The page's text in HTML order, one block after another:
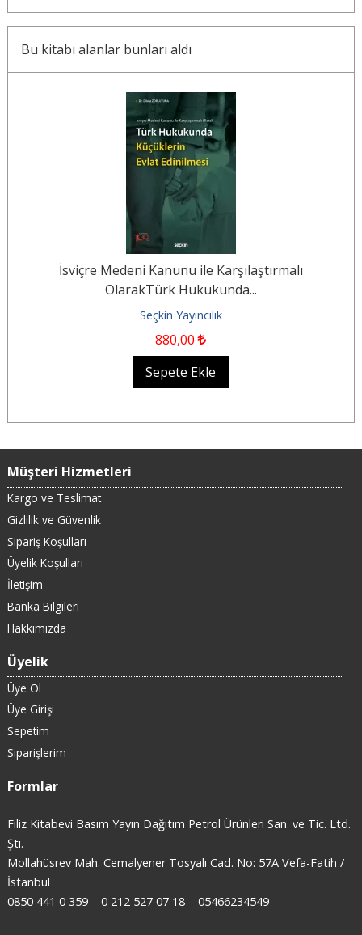
Bu kitabı alanlar bunları aldı
İsviçre Medeni Kanunu ile Karşılaştırmalı
OlarakTürk Hukukunda...
Seçkin Yayıncılık
880,00
Sepete Ekle
Müşteri Hizmetleri
Kargo ve Teslimat
Gizlilik ve Güvenlik
Sipariş Koşulları
Üyelik Koşulları
İletişim
Banka Bilgileri
Hakkımızda
Üyelik
Üye Ol
Üye Girişi
Sepetim
Siparişlerim
Formlar
Filiz Kitabevi Basım Yayın Dağıtım Petrol Ürünleri San. ve Tic. Ltd.
Şti.
Mollahüsrev Mah. Cemalyener Tosyalı Cad. No: 57A Vefa-Fatih /
İstanbul
0850 441 0 359
0 212 527 07 18 05466234549